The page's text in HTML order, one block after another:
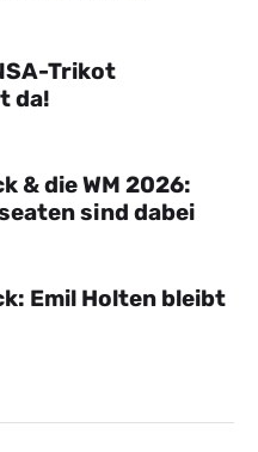
Trikot
da!
& die WM 2026:
sind dabei
Emil Holten bleibt